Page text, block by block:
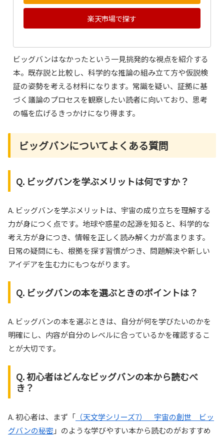
楽天市場で探す
ビッグバンはなかったという一見挑発的な視点を紹介する
本。既存説と比較し、科学的な推論の組み立て方や仮説検
証の姿勢を考える材料になります。常識を疑い、証拠に基
づく議論のプロセスを観察したい読者に向いており、思考
の幅を広げるきっかけになり得ます。
ビッグバンについてよくある質問
Q. ビッグバンを学ぶメリットは何ですか？
A. ビッグバンを学ぶメリットは、宇宙の成り立ちを理解する
力が身につく点です。地球や惑星の起源を知ると、科学的な
考え方が身につき、情報を正しく読み解く力が高まります。
日常の疑問にも、根拠を探す習慣がつき、問題解決や新しい
アイデアを生む力にもつながります。
Q. ビッグバンの本を選ぶときのポイントは？
A. ビッグバンの本を選ぶときは、自分が何を学びたいのかを
明確にし、内容が自分のレベルに合っているかを確認するこ
とが大切です。
Q. 初心者はどんなビッグバンの本から読むべ
き？
A. 初心者は、まず「 （天文学シリーズ7） 宇宙の創世 ビッ
グバンの秘密 」のような学びやすい本から読むのがおすすめ